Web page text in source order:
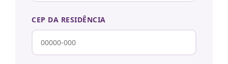
CEP DA RESIDÊNCIA